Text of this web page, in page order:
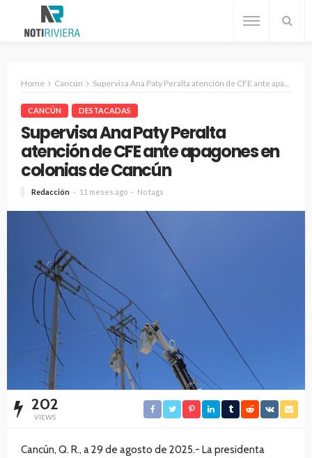
Home Cancún Supervisa Ana Paty Peralta atención de CFE ante apagones en colonias de Cancún
CANCÚN DESTACADAS
Supervisa Ana Paty Peralta
atención de CFE ante apagones en
colonias de Cancún
Redacción 11 meses ago No tags
202
VIEWS
Cancún, Q. R., a 29 de agosto de 2025.- La presidenta